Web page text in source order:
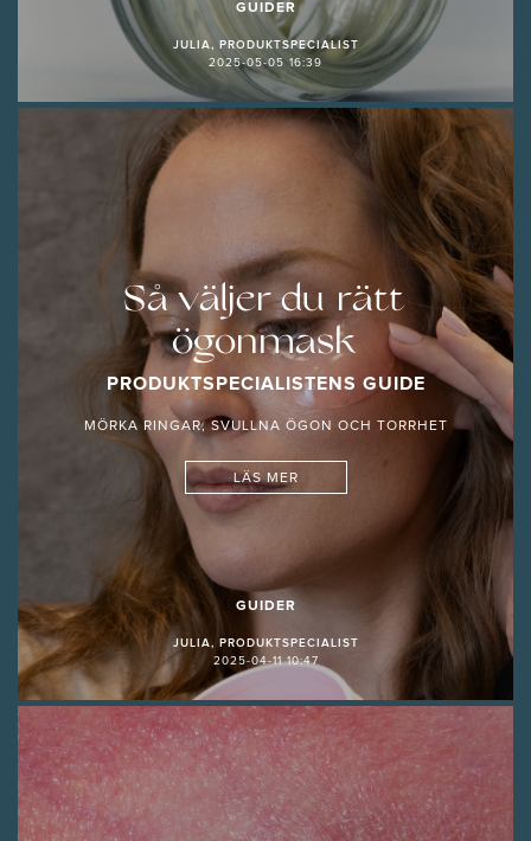
GUIDER
JULIA, PRODUKTSPECIALIST
2025-05-05 16:39
Så väljer du rätt
ögonmask
PRODUKTSPECIALISTENS GUIDE
MÖRKA RINGAR, SVULLNA ÖGON OCH TORRHET
LÄS MER
GUIDER
JULIA, PRODUKTSPECIALIST
2025-04-11 10:47